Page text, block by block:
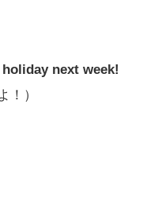
next week!
！）